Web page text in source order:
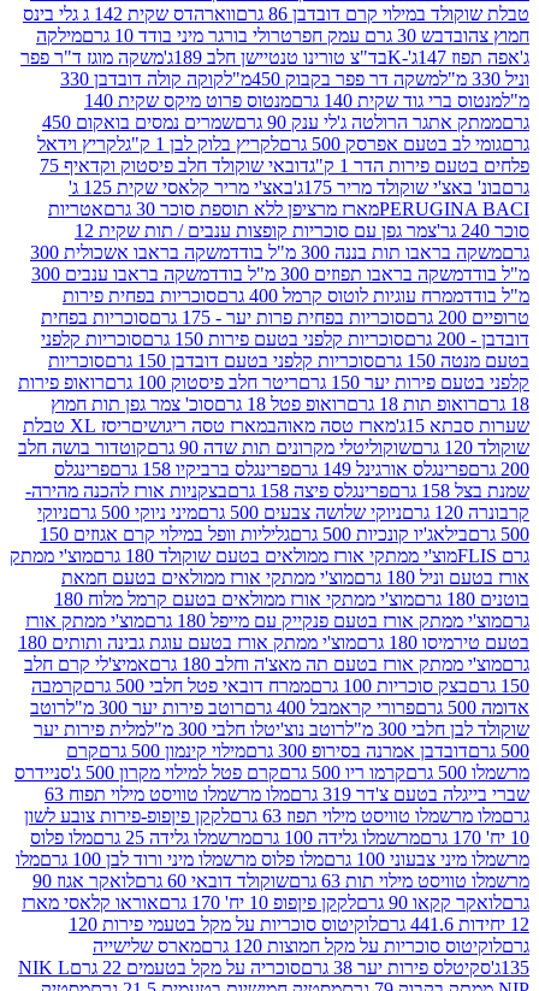
קרם דובדבן 86 גרם
ווארהדס שקית 142 ג גלי בינס
דבש 30 גרם עמק חפר
טרולי בורגר מיני בודד 10 גרם
מילקה
בד"צ טורינו טנטיישן חלב 189ג'
משקה מוגז ד"ר פפר
משקה דר פפר בקבוק 450מ"ל
קוקה קולה דובדבן 330
גוד שקית 140 גרם
מנטוס פרוט מיקס שקית 140
הרולטה ג'לי ענק 90 גרם
שמרים נמסים בואקום 450
אפרסק 500 גרם
לקריץ בלוק לבן 1 ק"ג
לקריץ וידאל
הדר 1 ק"ג
דובאי שוקולד חלב פיסטוק וקדאיף 75
שוקולד מריר 175ג'
באצ'י מריר קלאסי שקית 125 ג'
מארז מרציפן ללא תוספת סוכר 30 גרם
אטריות
צמר גפן עם סוכריות קופצות ענבים / תות שקית 12
תות בננה 300 מ"ל בודד
משקה בראבו אשכולית 300
בראבו תפוזים 300 מ"ל בודד
משקה בראבו ענבים 300
עוגיות לוטוס קרמל 400 גרם
סוכריות בפחית פירות
סוכריות בפחית פרות יער - 175 גרם
סוכריות בפחית
סוכריות קלפני בטעם פירות 150 גרם
סוכריות קלפני
סוכריות קלפני בטעם דובדבן 150 גרם
סוכריות
יער 150 גרם
ריטר חלב פיסטוק 100 גרם
רואופ פירות
תות 18 גרם
רואופ פטל 18 גרם
סוכ' צמר גפן תות חמוץ
מארז טסה מאוהב מארז טסה ריגושים
ריסז XL טבלת
שוקוליטלי מקרונים תות שדה 90 גרם
קוטדור בושה חלב
אורגינל 149 גרם
פרינגלס ברביקיו 158 גרם
פרינגלס
פרינגלס פיצה 158 גרם
בצקניות אורז להכנה מהירה-
ניוקי שלושה צבעים 500 גרם
מיני ניוקי 500 גרם
ניוקי
קונכיות 500 גרם
גליליות וופל במילוי קרם אגוזים 150
ממתקי אורז ממולאים בטעם שוקולד 180 גרם
מוצ'י ממתק
גרם
מוצ'י ממתקי אורז ממולאים בטעם חמאת
מוצ'י ממתקי אורז ממולאים בטעם קרמל מלוח 180
אורז בטעם פנקייק עם מייפל 180 גרם
מוצ'י ממתק אורז
גרם
מוצ'י ממתק אורז בטעם עוגת גבינה ותותים 180
אורז בטעם תה מאצ'ה וחלב 180 גרם
אמיצ'לי קרם חלב
סוכריות 100 גרם
ממרח דובאי פטל חלבי 500 גרם
קרמבה
פרורי קראמבל 400 גרם
רוטב פירות יער 300 מ"ל
רוטב
300 מ"ל
רוטב נוצ'יטלו חלבי 300 מ"ל
מלית פירות יער
אמרנה בסירופ 300 גרם
מילוי קינמון 500 גרם
קרם
קרמו ריו 500 גרם
קרם פטל למילוי מקרון 500 ג'
סניידרס
צ'דר 319 גרם
מלו מרשמלו טוויסט מילוי תפוח 63
טוויסט מילוי תפוז 63 גרם
לקקן פיןפופ-פירות צובע לשון
מרשמלו גלידה 100 גרם
מרשמלו גלידה 25 גרם
מלו פלוס
100 גרם
מלו פלוס מרשמלו מיני ורוד לבן 100 גרם
מלו
מילוי תות 63 גרם
שוקולד דובאי 60 גרם
לואקר אגוז 90
90 גרם
לקקן פיןפופ 10 יח' 170 גרם
אוראו קלאסי מארז
לוקיטוס סוכריות על מקל בטעמי פירות 120
על מקל חמוצות 120 גרם
מארס שלישייה
פירות יער 38 גרם
סוכריה על מקל בטעמים 22 גרם
NIK L